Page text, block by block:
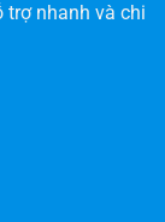
trợ nhanh và chi